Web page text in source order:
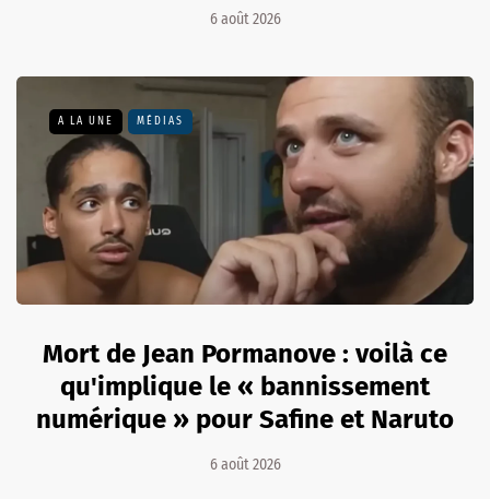
6 août 2026
A LA UNE MÉDIAS
Mort de Jean Pormanove : voilà ce
qu'implique le « bannissement
numérique » pour Safine et Naruto
6 août 2026